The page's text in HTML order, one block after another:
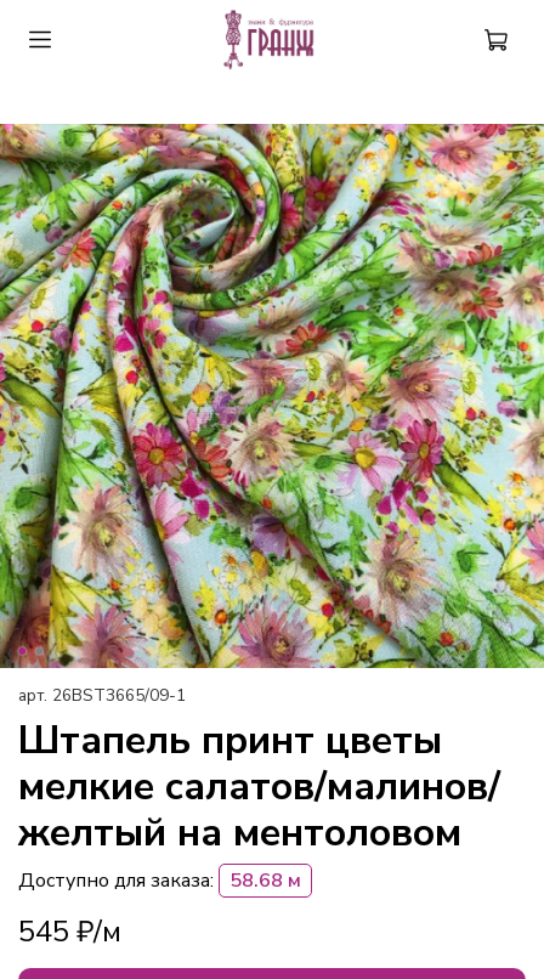
арт. 26BST3665/09-1
Штапель принт цветы
мелкие салатов/малинов/
желтый на ментоловом
Доступно для заказа: 58.68 м
545 ₽